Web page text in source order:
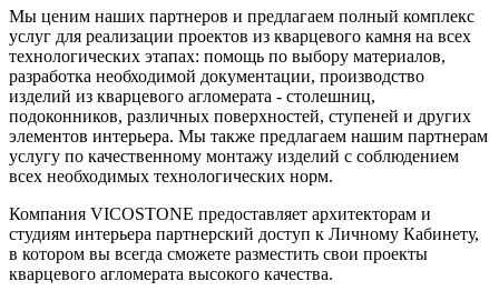
Мы ценим наших партнеров и предлагаем полный комплекс
услуг для реализации проектов из кварцевого камня на всех
технологических этапах: помощь по выбору материалов,
разработка необходимой документации, производство
изделий из кварцевого агломерата - столешниц,
подоконников, различных поверхностей, ступеней и других
элементов интерьера. Мы также предлагаем нашим партнерам
услугу по качественному монтажу изделий с соблюдением
всех необходимых технологических норм.
Компания VICOSTONE предоставляет архитекторам и
студиям интерьера партнерский доступ к Личному Кабинету,
в котором вы всегда сможете разместить свои проекты
кварцевого агломерата высокого качества.